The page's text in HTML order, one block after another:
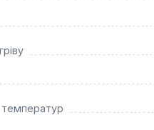
температур